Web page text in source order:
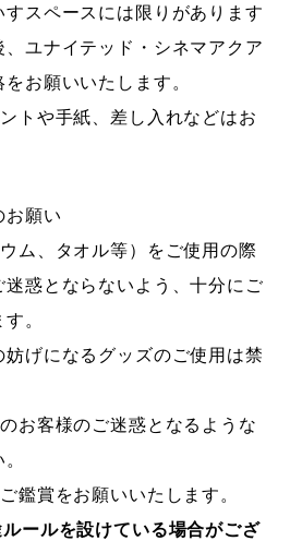
スペースには限りがあります
ユナイテッド・シネマアクア
お願いいたします。
トや手紙、差し入れなどはお
願い
ム、タオル等）をご使用の際
惑とならないよう、十分にご
。
妨げになるグッズのご使用は禁
お客様のご迷惑となるような
鑑賞をお願いいたします。
ールを設けている場合がござ